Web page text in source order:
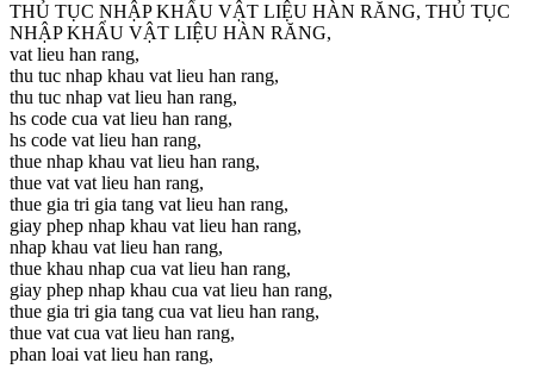
THỦ TỤC NHẬP KHẨU VẬT LIỆU HÀN RĂNG, THỦ TỤC
NHẬP KHẨU VẬT LIỆU HÀN RĂNG,
vat lieu han rang,
thu tuc nhap khau vat lieu han rang,
thu tuc nhap vat lieu han rang,
hs code cua vat lieu han rang,
hs code vat lieu han rang,
thue nhap khau vat lieu han rang,
thue vat vat lieu han rang,
thue gia tri gia tang vat lieu han rang,
giay phep nhap khau vat lieu han rang,
nhap khau vat lieu han rang,
thue khau nhap cua vat lieu han rang,
giay phep nhap khau cua vat lieu han rang,
thue gia tri gia tang cua vat lieu han rang,
thue vat cua vat lieu han rang,
phan loai vat lieu han rang,